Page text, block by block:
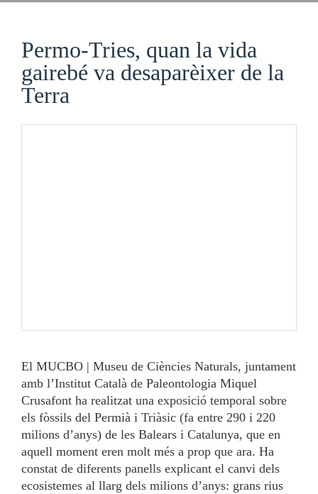
Permo-Tries, quan la vida
gairebé va desaparèixer de la
Terra
El MUCBO | Museu de Ciències Naturals, juntament
amb l’Institut Català de Paleontologia Miquel
Crusafont ha realitzat una exposició temporal sobre
els fòssils del Permià i Triàsic (fa entre 290 i 220
milions d’anys) de les Balears i Catalunya, que en
aquell moment eren molt més a prop que ara. Ha
constat de diferents panells explicant el canvi dels
ecosistemes al llarg dels milions d’anys: grans rius